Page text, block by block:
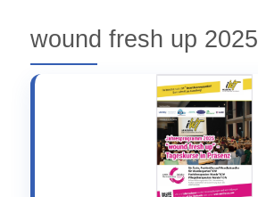
wound fresh up 2025